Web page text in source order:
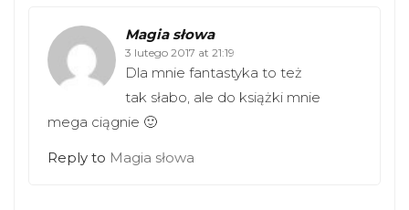
Magia słowa
3 lutego 2017 at 21:19
Dla mnie fantastyka to też
tak słabo, ale do książki mnie
mega ciągnie 🙂
Reply to Magia słowa